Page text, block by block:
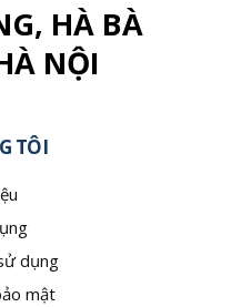
HÀ BÀ
NỘI
TÔI
dụng
mật